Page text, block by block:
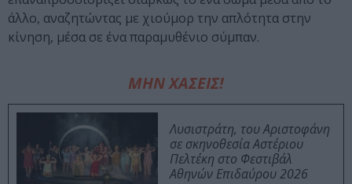
άλλο, αναζητώντας με χιούμορ την απλότητα στην
κίνηση, μέσα σε ένα παραμυθένιο σύμπαν.
ΜΗΝ ΧΑΣΕΙΣ!
Λυσιστράτη, του Αριστοφάνη
σε σκηνοθεσία Αστέριου
Πελτέκη στο Φεστιβάλ
Αθηνών Επιδαύρου 2026